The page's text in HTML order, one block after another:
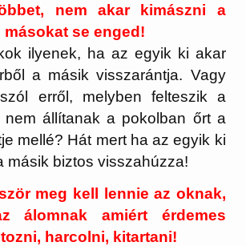
nem akar kimászni a
se enged!
ilyenek, ha az egyik ki akar
a másik visszarántja. Vagy
erről, melyben felteszik a
nem állítanak a pokolban őrt a
mellé? Hát mert ha az egyik ki
másik biztos visszahúzza!
meg kell lennie az oknak,
álomnak amiért érdemes
harcolni, kitartani!